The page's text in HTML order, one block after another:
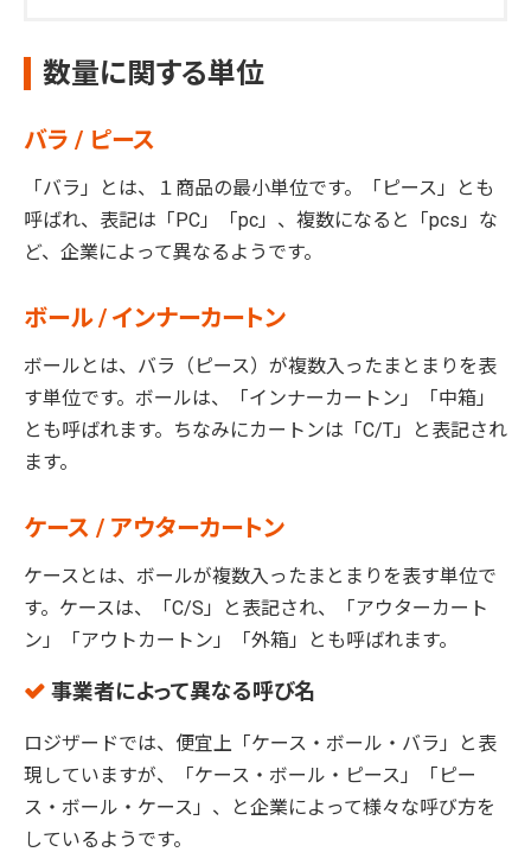
数量に関する単位
バラ / ピース
「バラ」とは、１商品の最小単位です。「ピース」とも
呼ばれ、表記は「PC」「pc」、複数になると「pcs」な
ど、企業によって異なるようです。
ボール / インナーカートン
ボールとは、バラ（ピース）が複数入ったまとまりを表
す単位です。ボールは、「インナーカートン」「中箱」
とも呼ばれます。ちなみにカートンは「C/T」と表記され
ます。
ケース / アウターカートン
ケースとは、ボールが複数入ったまとまりを表す単位で
す。ケースは、「C/S」と表記され、「アウターカート
ン」「アウトカートン」「外箱」とも呼ばれます。
事業者によって異なる呼び名
ロジザードでは、便宜上「ケース・ボール・バラ」と表
現していますが、「ケース・ボール・ピース」「ピー
ス・ボール・ケース」、と企業によって様々な呼び方を
しているようです。